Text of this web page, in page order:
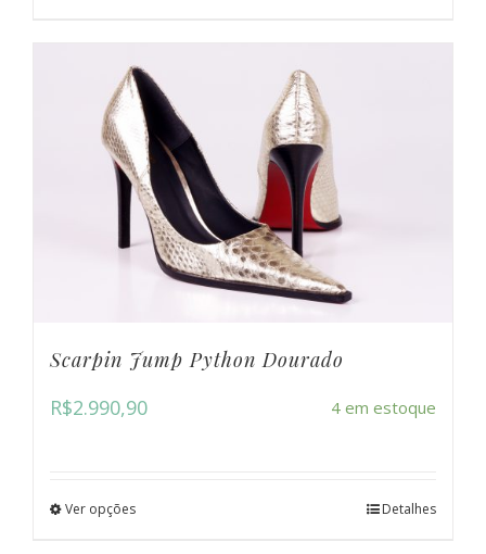
Scarpin Jump Python Dourado
R$2.990,90 4 em estoque
Ver opções Detalhes